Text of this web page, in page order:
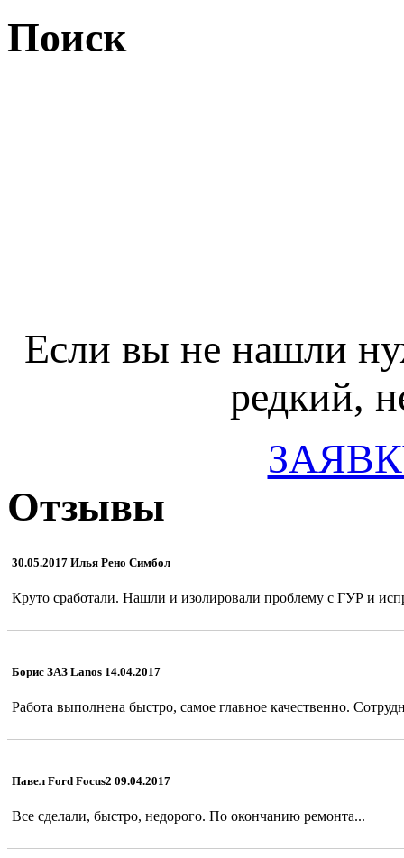
Поиск
Если вы не нашли
редкий,
Отзывы
30.05.2017 Илья Рено Симбол
Круто сработали. Нашли и изолировали проблему с ГУР и
Борис ЗАЗ Lanos 14.04.2017
Работа выполнена быстро, самое главное качественно.
Павел Ford Focus2 09.04.2017
Все сделали, быстро, недорого. По окончанию ремонта...